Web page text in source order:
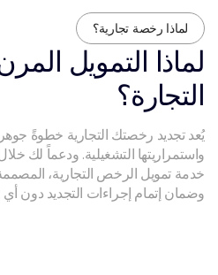
لماذا رخصة تجارية؟
لماذا التمويل
التجارة؟
يُعد تجديد رخصتك التجارية خطوةً
واستمراريتها التشغيلية. ودعماً لك
خدمة تمويل الرخص التجارية،
وضمان إتمام إجراءات التجديد دون أي